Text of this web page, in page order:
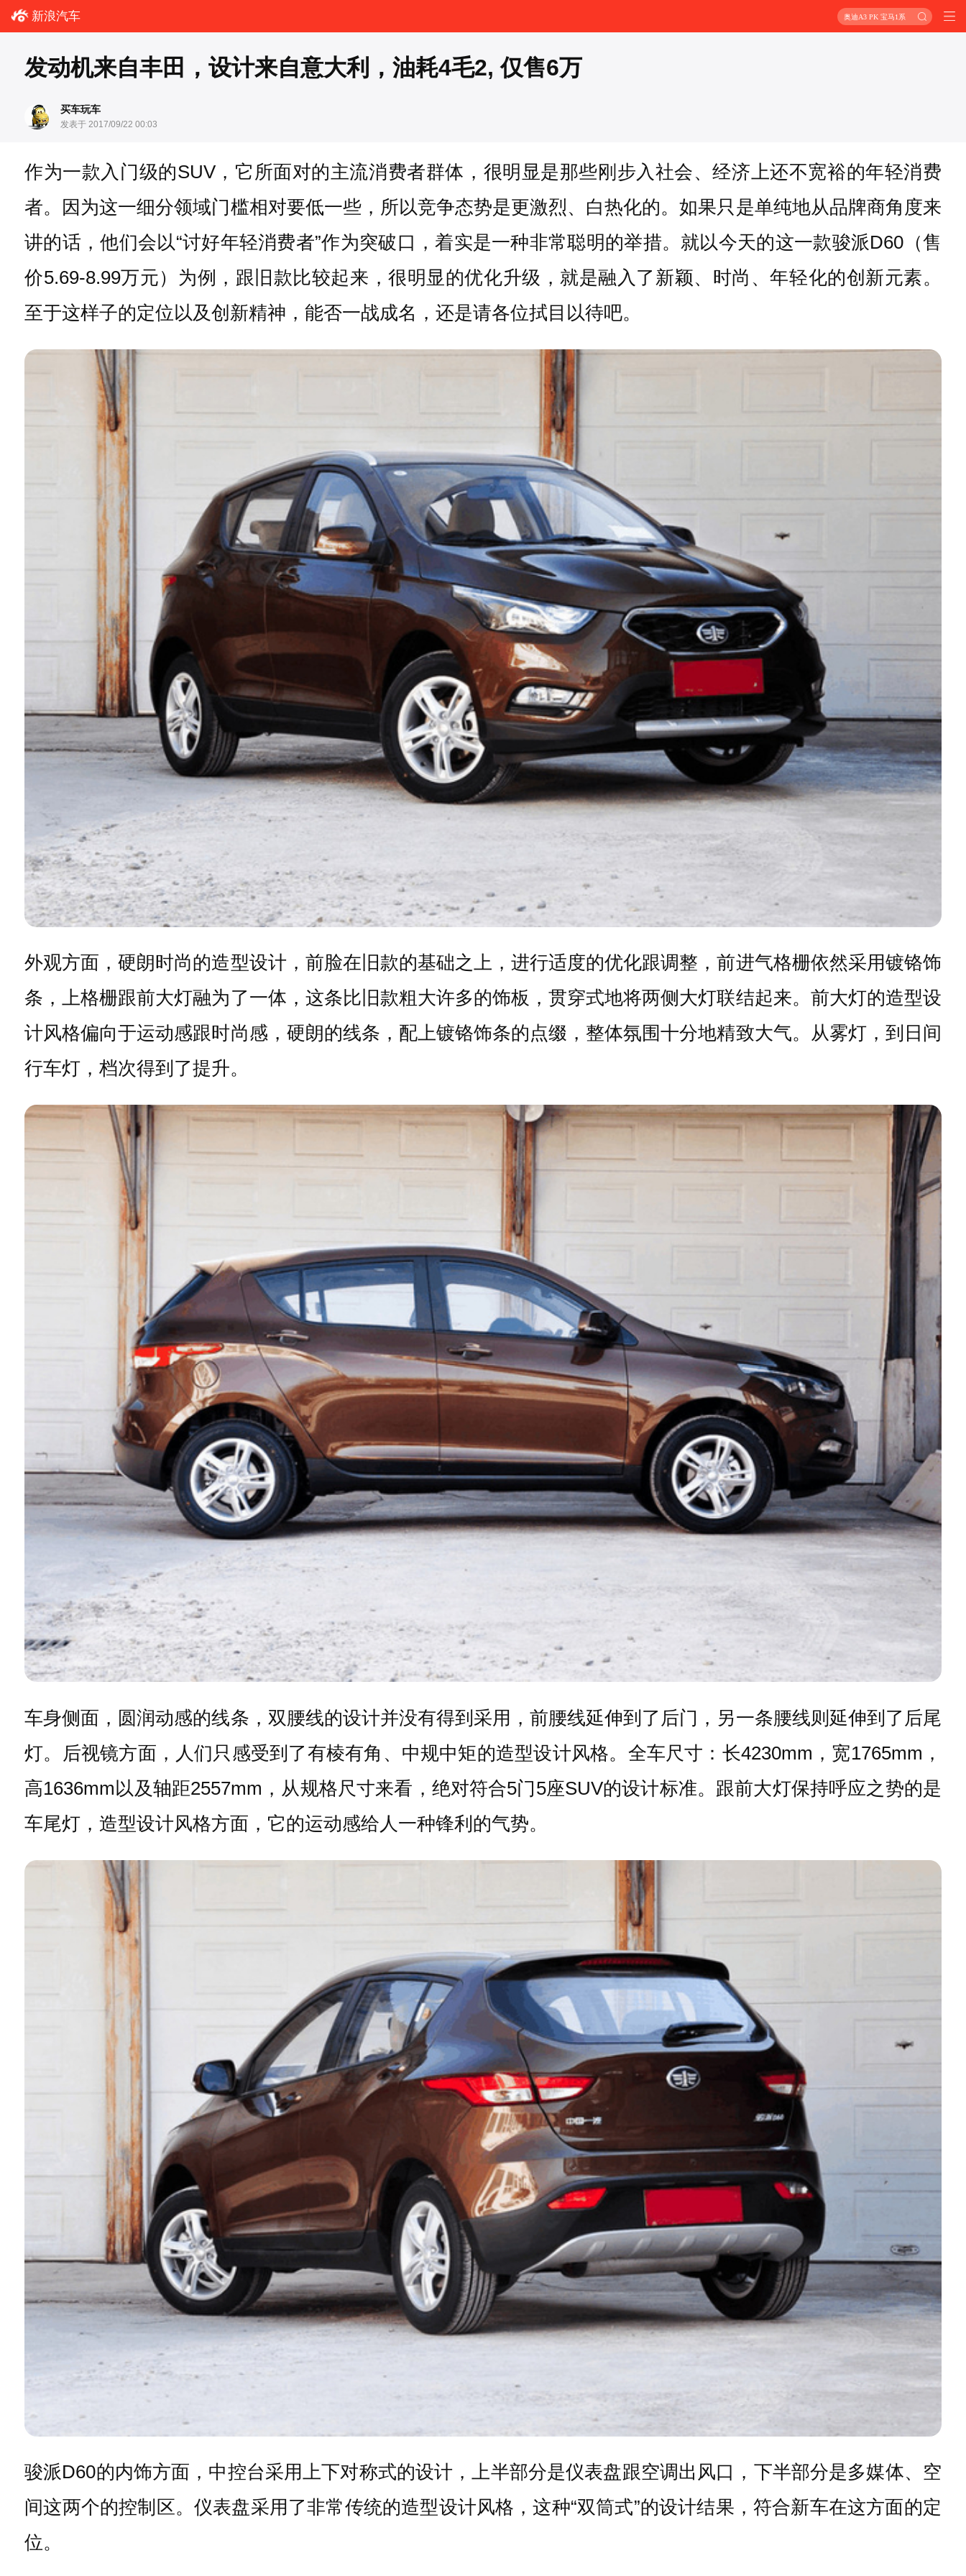
新浪汽车 奥迪A3 PK 宝马1系
发动机来自丰田，设计来自意大利，油耗4毛2, 仅售6万
买车玩车
发表于 2017/09/22 00:03
作为一款入门级的SUV，它所面对的主流消费者群体，很明显是那些刚步入社会、经济上还不宽裕的年轻消费
者。因为这一细分领域门槛相对要低一些，所以竞争态势是更激烈、白热化的。如果只是单纯地从品牌商角度来
讲的话，他们会以“讨好年轻消费者”作为突破口，着实是一种非常聪明的举措。就以今天的这一款骏派D60（售
价5.69-8.99万元）为例，跟旧款比较起来，很明显的优化升级，就是融入了新颖、时尚、年轻化的创新元素。
至于这样子的定位以及创新精神，能否一战成名，还是请各位拭目以待吧。
外观方面，硬朗时尚的造型设计，前脸在旧款的基础之上，进行适度的优化跟调整，前进气格栅依然采用镀铬饰
条，上格栅跟前大灯融为了一体，这条比旧款粗大许多的饰板，贯穿式地将两侧大灯联结起来。前大灯的造型设
计风格偏向于运动感跟时尚感，硬朗的线条，配上镀铬饰条的点缀，整体氛围十分地精致大气。从雾灯，到日间
行车灯，档次得到了提升。
车身侧面，圆润动感的线条，双腰线的设计并没有得到采用，前腰线延伸到了后门，另一条腰线则延伸到了后尾
灯。后视镜方面，人们只感受到了有棱有角、中规中矩的造型设计风格。全车尺寸：长4230mm，宽1765mm，
高1636mm以及轴距2557mm，从规格尺寸来看，绝对符合5门5座SUV的设计标准。跟前大灯保持呼应之势的是
车尾灯，造型设计风格方面，它的运动感给人一种锋利的气势。
骏派D60的内饰方面，中控台采用上下对称式的设计，上半部分是仪表盘跟空调出风口，下半部分是多媒体、空
间这两个的控制区。仪表盘采用了非常传统的造型设计风格，这种“双筒式”的设计结果，符合新车在这方面的定
位。